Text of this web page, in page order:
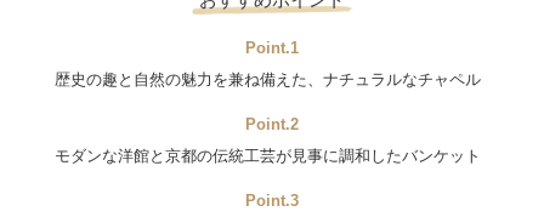
Point.1
歴史の趣と自然の魅力を兼ね備えた、ナチュラルなチャペル
Point.2
モダンな洋館と京都の伝統工芸が見事に調和したバンケット
Point.3